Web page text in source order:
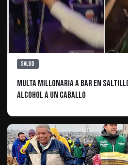
Salud
Multa Millonaria a Bar en
Alcohol a un Caballo